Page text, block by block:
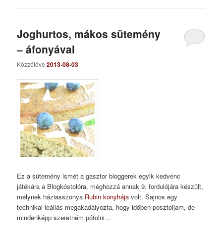
Joghurtos, mákos sütemény
– áfonyával
Közzétéve2013-08-03
Ez a sütemény ismét a gasztor bloggerek egyik kedvenc
játékára a Blogkóstolóra, méghozzá annak 9. fordulójára készült,
melynek háziasszonya Rubin konyhája volt. Sajnos egy
technikai leállás megakadályozta, hogy időben posztoljam, de
mindenképp szeretném pótolni…